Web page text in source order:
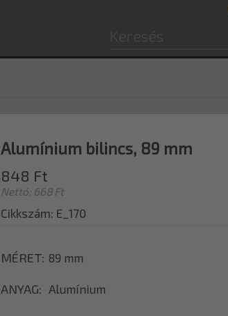
Alumínium bilincs, 89 mm
848 Ft
Nettó: 668 Ft
Cikkszám: E_170
MÉRET 89 mm
ANYAG Alumínium